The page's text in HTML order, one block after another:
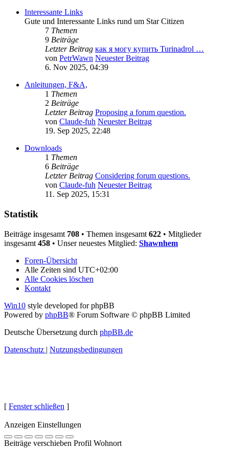
Interessante Links
Gute und Interessante Links rund um Star Citizen
7 Themen
9 Beiträge
Letzter Beitrag как я могу купить Turinadrol …
von PetrWawn Neuester Beitrag
6. Nov 2025, 04:39
Anleitungen, F&A,
1 Themen
2 Beiträge
Letzter Beitrag Proposing a forum question.
von Claude-fuh Neuester Beitrag
19. Sep 2025, 22:48
Downloads
1 Themen
6 Beiträge
Letzter Beitrag Considering forum questions.
von Claude-fuh Neuester Beitrag
11. Sep 2025, 15:31
Statistik
Beiträge insgesamt 708 • Themen insgesamt 622 • Mitglieder
insgesamt 458 • Unser neuestes Mitglied: Shawnhem
Foren-Übersicht
Alle Zeiten sind UTC+02:00
Alle Cookies löschen
Kontakt
Win10 style developed for phpBB
Powered by phpBB® Forum Software © phpBB Limited
Deutsche Übersetzung durch phpBB.de
Datenschutz | Nutzungsbedingungen
[ Fenster schließen ]
Anzeigen Einstellungen
Beiträge verschieben Profil Wohnort